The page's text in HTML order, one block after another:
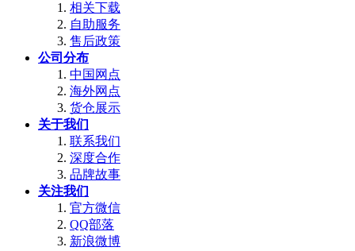
相关下载
自助服务
售后政策
公司分布
中国网点
海外网点
货仓展示
关于我们
联系我们
深度合作
品牌故事
关注我们
官方微信
QQ部落
新浪微博